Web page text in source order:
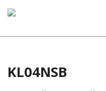
KL04NSB